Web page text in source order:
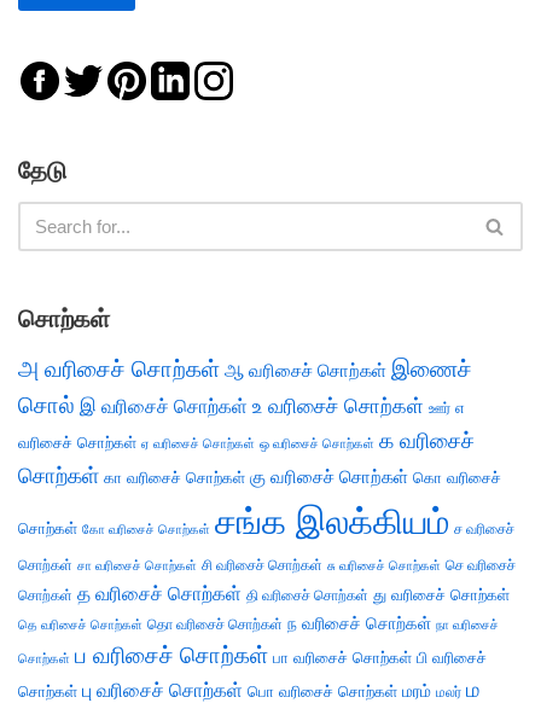
தேடு
சொற்கள்
அ வரிசைச் சொற்கள் ஆ வரிசைச் சொற்கள் இணைச்
சொல் இ வரிசைச் சொற்கள் உ வரிசைச் சொற்கள் ஊர் எ
வரிசைச் சொற்கள் ஏ வரிசைச் சொற்கள் ஒ வரிசைச் சொற்கள் க வரிசைச்
சொற்கள் கா வரிசைச் சொற்கள் கு வரிசைச் சொற்கள் கொ வரிசைச்
சொற்கள் கோ வரிசைச் சொற்கள் சங்க இலக்கியம் ச வரிசைச்
சொற்கள் சா வரிசைச் சொற்கள் சி வரிசைச் சொற்கள் சு வரிசைச் சொற்கள் செ வரிசைச்
சொற்கள் த வரிசைச் சொற்கள் தி வரிசைச் சொற்கள் து வரிசைச் சொற்கள்
தெ வரிசைச் சொற்கள் தொ வரிசைச் சொற்கள் ந வரிசைச் சொற்கள் நா வரிசைச்
சொற்கள் ப வரிசைச் சொற்கள் பா வரிசைச் சொற்கள் பி வரிசைச்
சொற்கள் பு வரிசைச் சொற்கள் பொ வரிசைச் சொற்கள் மரம் மலர் ம